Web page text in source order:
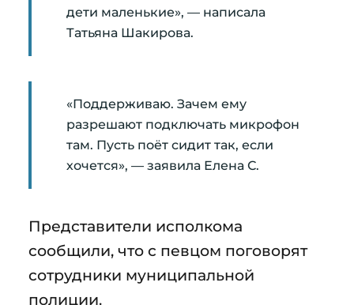
дети маленькие», — написала
Татьяна Шакирова.
«Поддерживаю. Зачем ему
разрешают подключать микрофон
там. Пусть поёт сидит так, если
хочется», — заявила Елена С.
Представители исполкома
сообщили, что с певцом поговорят
сотрудники муниципальной
полиции.